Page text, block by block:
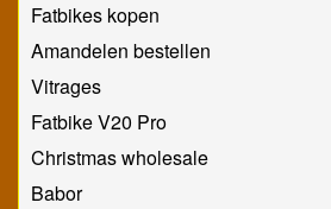
Fatbikes kopen
Amandelen bestellen
Vitrages
Fatbike V20 Pro
Christmas wholesale
Babor